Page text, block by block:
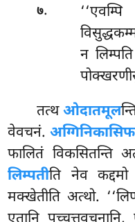
७.
न
तत्थओदातमूल
वेवचनं.
फालितं विकसितन्ति
लिम्पतीति नेव
मक्खेतीति अत्थो.